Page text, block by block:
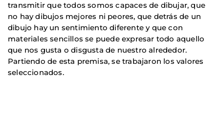
transmitir que todos somos capaces de dibujar, que
no hay dibujos mejores ni peores, que detrás de un
dibujo hay un sentimiento diferente y que con
materiales sencillos se puede expresar todo aquello
que nos gusta o disgusta de nuestro alrededor.
Partiendo de esta premisa, se trabajaron los valores
seleccionados.